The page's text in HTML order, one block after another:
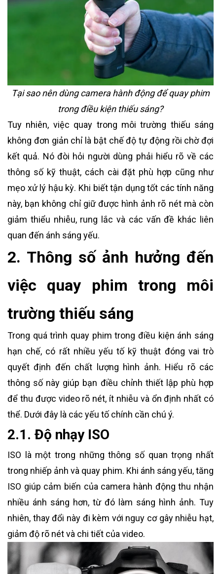
Tại sao nên dùng camera hành động để quay phim
trong điều kiện thiếu sáng?
Tuy nhiên, việc quay trong môi trường thiếu sáng
không đơn giản chỉ là bật chế độ tự động rồi chờ đợi
kết quả. Nó đòi hỏi người dùng phải hiểu rõ về các
thông số kỹ thuật, cách cài đặt phù hợp cũng như
mẹo xử lý hậu kỳ. Khi biết tận dụng tốt các tính năng
này, bạn không chỉ giữ được hình ảnh rõ nét mà còn
giảm thiểu nhiễu, rung lắc và các vấn đề khác liên
quan đến ánh sáng yếu.
2. Thông số ảnh hưởng đến
việc quay phim trong môi
trường thiếu sáng
Trong quá trình quay phim trong điều kiện ánh sáng
hạn chế, có rất nhiều yếu tố kỹ thuật đóng vai trò
quyết định đến chất lượng hình ảnh. Hiểu rõ các
thông số này giúp bạn điều chỉnh thiết lập phù hợp
để thu được video rõ nét, ít nhiễu và ổn định nhất có
thể. Dưới đây là các yếu tố chính cần chú ý.
2.1. Độ nhạy ISO
ISO là một trong những thông số quan trọng nhất
trong nhiếp ảnh và quay phim. Khi ánh sáng yếu, tăng
ISO giúp cảm biến của camera hành động thu nhận
nhiều ánh sáng hơn, từ đó làm sáng hình ảnh. Tuy
nhiên, thay đổi này đi kèm với nguy cơ gây nhiễu hạt,
giảm độ rõ nét và chi tiết của video.